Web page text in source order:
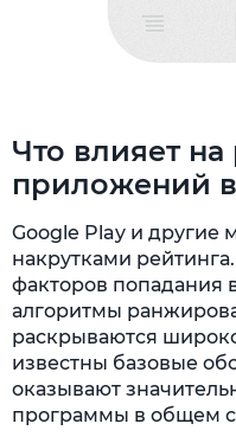
Что влияет
приложений
Google Play и другие
накрутками
факторов попадания
алгоритмы
раскрываются
известны базовые
оказывают
программы в общем